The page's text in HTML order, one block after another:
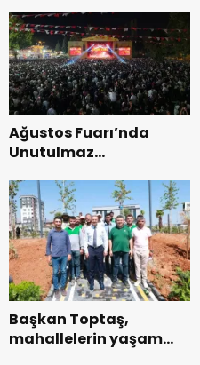
Ağustos Fuarı’nda
Unutulmaz
Başkan Toptaş,
mahallelerin yaşam